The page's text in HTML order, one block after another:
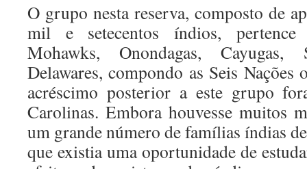
O grupo nesta reserva, composto de
mil e setecentos índios,
Mohawks, Onondagas, Cayugas,
Delawares, compondo as Seis
acréscimo posterior a este grupo
Carolinas. Embora houvesse muitos
um grande número de famílias índias
que existia uma oportunidade de